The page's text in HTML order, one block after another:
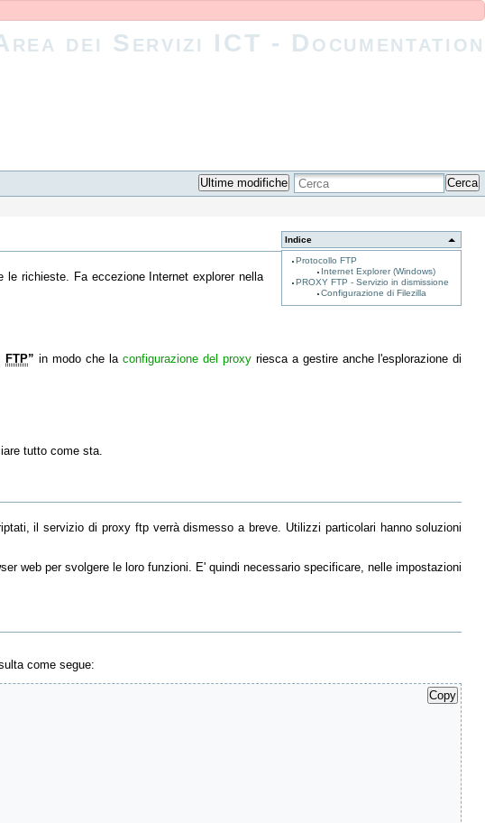
dei Servizi ICT - Documentation
Ultime modifiche Cerca
Indice
Protocollo FTP
Internet Explorer (Windows)
PROXY FTP - Servizio in dismissione
Configurazione di Filezilla
richieste. Fa eccezione Internet explorer nella
FTP” in modo che la configurazione del proxyriesca a gestire anche l'esplorazione di
tutto come sta.
il servizio di proxy ftp verrà dismesso a breve. Utilizzi particolari hanno soluzioni
web per svolgere le loro funzioni. E' quindi necessario specificare, nelle impostazioni
come segue:
Copy